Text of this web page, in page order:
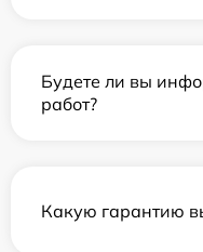
Будете ли вы
работ?
Какую гарантию